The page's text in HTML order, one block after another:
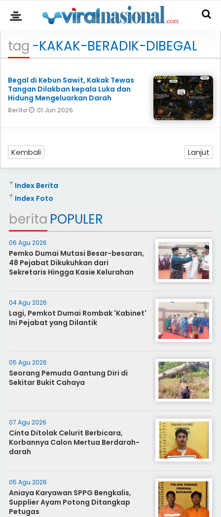
tag -KAKAK-BERADIK-DIBEGAL
Begal di Kebun Sawit, Kakak Tewas
Tangan Dilakban kepala Luka dan
Hidung Mengeluarkan Darah
Berita 01 Jun 2026
Kembali Lanjut
Index Berita
+
Index Foto
+
berita POPULER
06 Agu 2026
Pemko Dumai Mutasi Besar-besaran,
48 Pejabat Dikukuhkan dari
Sekretaris Hingga Kasie Kelurahan
04 Agu 2026
Lagi, Pemkot Dumai Rombak 'Kabinet'
Ini Pejabat yang Dilantik
05 Agu 2026
Seorang Pemuda Gantung Diri di
Sekitar Bukit Cahaya
07 Agu 2026
Cinta Ditolak Celurit Berbicara,
Korbannya Calon Mertua Berdarah-
darah
05 Agu 2026
Aniaya Karyawan SPPG Bengkalis,
Supplier Ayam Potong Ditangkap
Petugas